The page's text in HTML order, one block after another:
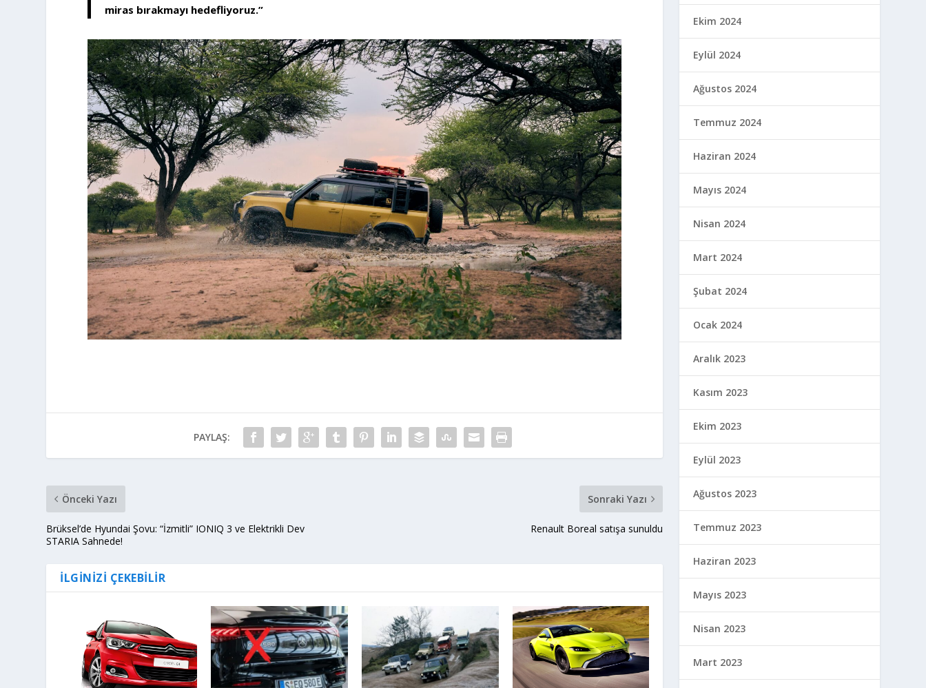
miras bırakmayı hedefliyoruz.”
PAYLAŞ:
Önceki Yazı
Brüksel’de Hyundai Şovu: “İzmitli” IONIQ 3 ve Elektrikli Dev
STARIA Sahnede!
Sonraki Yazı
Renault Boreal satışa sunuldu
İLGINIZI ÇEKEBILIR
Ekim 2024
Eylül 2024
Ağustos 2024
Temmuz 2024
Haziran 2024
Mayıs 2024
Nisan 2024
Mart 2024
Şubat 2024
Ocak 2024
Aralık 2023
Kasım 2023
Ekim 2023
Eylül 2023
Ağustos 2023
Temmuz 2023
Haziran 2023
Mayıs 2023
Nisan 2023
Mart 2023